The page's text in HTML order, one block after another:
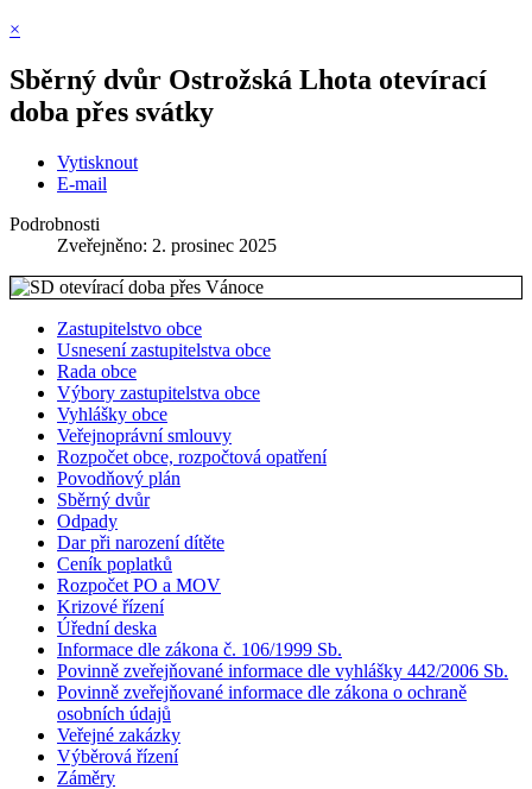
×
Sběrný dvůr Ostrožská Lhota otevírací
doba přes svátky
Vytisknout
E-mail
Podrobnosti
Zveřejněno: 2. prosinec 2025
Zastupitelstvo obce
Usnesení zastupitelstva obce
Rada obce
Výbory zastupitelstva obce
Vyhlášky obce
Veřejnoprávní smlouvy
Rozpočet obce, rozpočtová opatření
Povodňový plán
Sběrný dvůr
Odpady
Dar při narození dítěte
Ceník poplatků
Rozpočet PO a MOV
Krizové řízení
Úřední deska
Informace dle zákona č. 106/1999 Sb.
Povinně zveřejňované informace dle vyhlášky 442/2006 Sb.
Povinně zveřejňované informace dle zákona o ochraně
osobních údajů
Veřejné zakázky
Výběrová řízení
Záměry